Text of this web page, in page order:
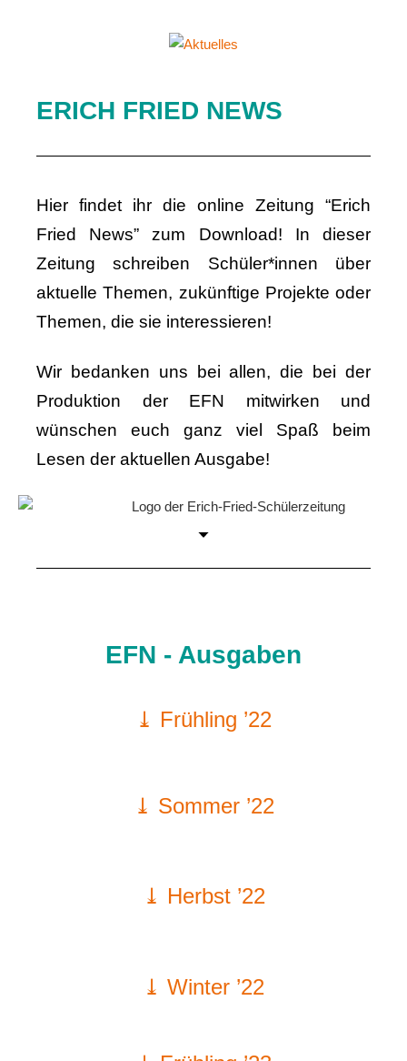
Gesamtschule
ERICH FRIED NEWS
Hier findet ihr die online Zeitung “Erich
Fried News” zum Download! In dieser
Zeitung schreiben Schüler*innen über
aktuelle Themen, zukünftige Projekte oder
Themen, die sie interessieren!
Wir bedanken uns bei allen, die bei der
Produktion der EFN mitwirken und
wünschen euch ganz viel Spaß beim
Lesen der aktuellen Ausgabe!
EFN - Ausgaben
⤓ Frühling ’22
⤓ Sommer ’22
⤓ Herbst ’22
⤓ Winter ’22